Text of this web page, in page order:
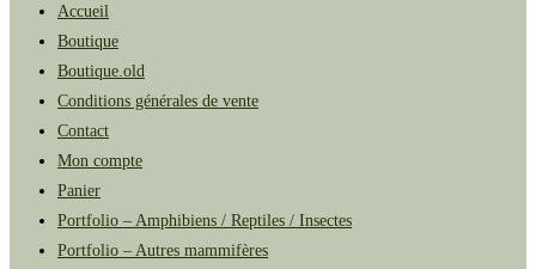
Accueil
Boutique
Boutique.old
Conditions générales de vente
Contact
Mon compte
Panier
Portfolio – Amphibiens / Reptiles / Insectes
Portfolio – Autres mammifères